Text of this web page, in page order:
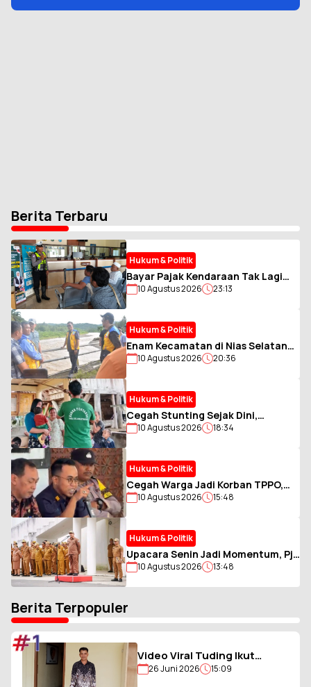
Berita Terbaru
Hukum & Politik
Bayar Pajak Kendaraan Tak Lagi
Harus Antre, Samsat Sampang
10 Agustus 2026 23:13
Hukum & Politik
Enam Kecamatan di Nias Selatan
Amblas, Pemkab Siapkan
10 Agustus 2026 20:36
Hukum & Politik
Cegah Stunting Sejak Dini,
Posyandu Hiliamaetaniha Perkuat
Anak
10 Agustus 2026 18:34
Hukum & Politik
Cegah Warga Jadi Korban TPPO,
Imigrasi Jember Perkuat Edukasi
10 Agustus 2026 15:48
Hukum & Politik
Upacara Senin Jadi Momentum, Pj
Sekda Tagih Penyelesaian Temuan
10 Agustus 2026 13:48
Berita Terpopuler
Video Viral Tuding Ikut
Memukul, Kades
26 Juni 2026 15:09
#1